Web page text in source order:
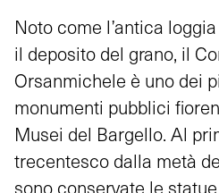
Noto come l’antica
il deposito del grano, il
Orsanmichele è uno dei
monumenti pubblici
Musei del Bargello. Al
trecentesco dalla metà
sono conservate le